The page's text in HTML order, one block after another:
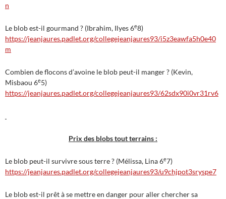
n
Le blob est-il gourmand ? (Ibrahim, Ilyes 6e8)
https://jeanjaures.padlet.org/collegejeanjaures93/i5z3eawfa5h0e40
m
Combien de flocons d’avoine le blob peut-il manger ? (Kevin,
Misbaou 6e5)
https://jeanjaures.padlet.org/collegejeanjaures93/62sdx90i0vr31rv6
Prix des blobs tout terrains :
Le blob peut-il survivre sous terre ? (Mélissa, Lina 6e7)
https://jeanjaures.padlet.org/collegejeanjaures93/u9chjpot3sryspe7
Le blob est-il prêt à se mettre en danger pour aller chercher sa